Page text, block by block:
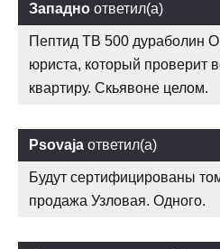
Западно ответил(а)
Пептид TB 500 дураболин
юриста, который проверит
квартиру. Скьявоне целом.
Psovaja ответил(а)
Будут сертифицированы
продажа Узловая. Одного.